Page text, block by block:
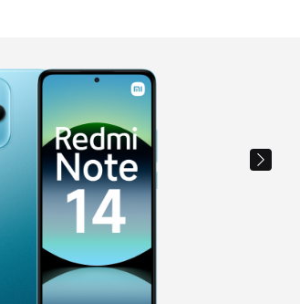
Images
produit